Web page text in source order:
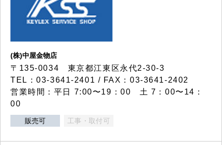
(株)中屋金物店
〒135-0034 東京都江東区永代2-30-3
TEL：03-3641-2401 / FAX：03-3641-2402
営業時間：平日 7:00〜19：00 土 7：00〜14：
00
販売可 工事・取付可